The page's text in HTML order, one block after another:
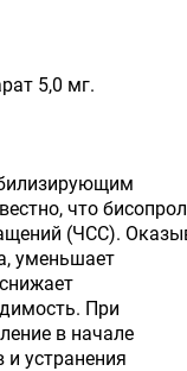
5,0 мг.
что
(ЧСС).
уменьшает
При
в начале
и устранения